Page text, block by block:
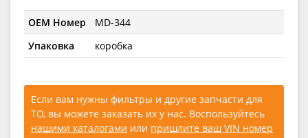
OEM Номер
MD-344
Упаковка
коробка
Если вам нужны фильтры и другие запчасти для
ТО, вы можете заказать их у нас. Воспользуйтесь
нашими каталогами или пришлите ваш VIN номер